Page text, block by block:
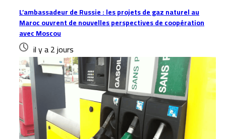
L’ambassadeur de Russie : les projets de gaz naturel au
Maroc ouvrent de nouvelles perspectives de coopération
avec Moscou
il y a 2 jours